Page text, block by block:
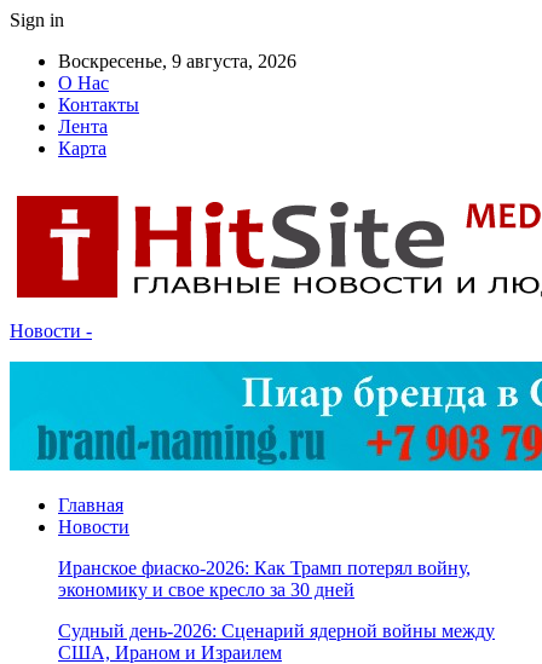
Sign in
Воскресенье, 9 августа, 2026
О Нас
Контакты
Лента
Карта
Новости -
Главная
Новости
Иранское фиаско-2026: Как Трамп потерял войну,
экономику и свое кресло за 30 дней
Судный день-2026: Сценарий ядерной войны между
США, Ираном и Израилем